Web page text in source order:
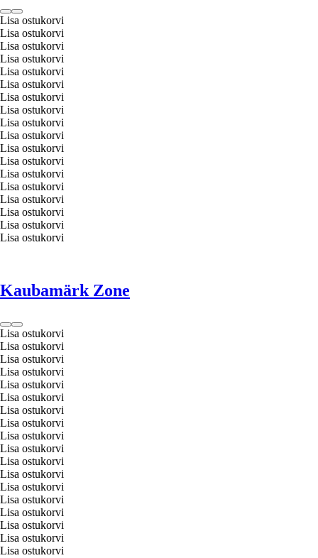
Lisa ostukorvi
Lisa ostukorvi
Lisa ostukorvi
Lisa ostukorvi
Lisa ostukorvi
Lisa ostukorvi
Lisa ostukorvi
Lisa ostukorvi
Lisa ostukorvi
Lisa ostukorvi
Lisa ostukorvi
Lisa ostukorvi
Lisa ostukorvi
Lisa ostukorvi
Lisa ostukorvi
Lisa ostukorvi
Lisa ostukorvi
Lisa ostukorvi
Kaubamärk Zone
Lisa ostukorvi
Lisa ostukorvi
Lisa ostukorvi
Lisa ostukorvi
Lisa ostukorvi
Lisa ostukorvi
Lisa ostukorvi
Lisa ostukorvi
Lisa ostukorvi
Lisa ostukorvi
Lisa ostukorvi
Lisa ostukorvi
Lisa ostukorvi
Lisa ostukorvi
Lisa ostukorvi
Lisa ostukorvi
Lisa ostukorvi
Lisa ostukorvi